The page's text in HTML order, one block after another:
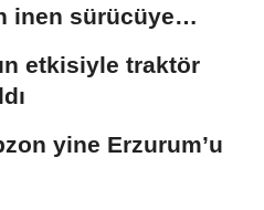
inen sürücüye
etkisiyle traktör
yine Erzurum’u